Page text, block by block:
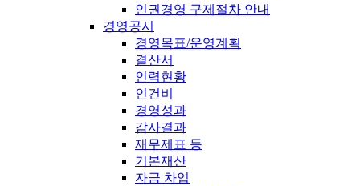
인권경영 구제절차 안내
경영공시
경영목표/운영계획
결산서
인력현황
인건비
경영성과
감사결과
재무제표 등
기본재산
자금 차입